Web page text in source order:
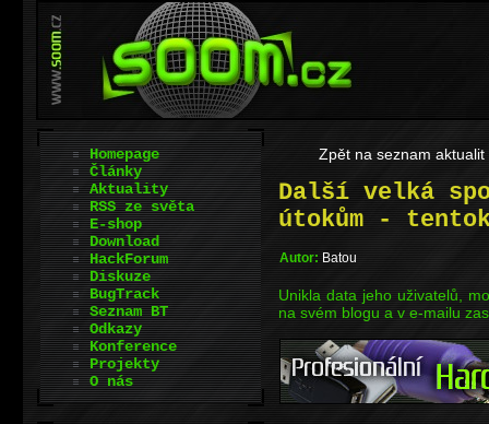
Zpět na seznam aktualit
Další velká
útokům -
Autor: Batou
Unikla data jeho uživatelů,
na svém blogu a v e-mailu
Homepage
Články
Aktuality
RSS ze světa
E-shop
Download
HackForum
Diskuze
BugTrack
Seznam BT
Odkazy
Konference
Projekty
O nás